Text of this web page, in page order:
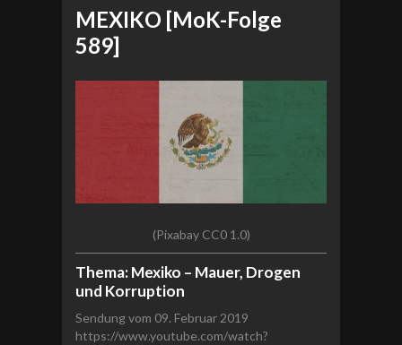
MEXIKO [MoK-Folge
589]
(Pixabay CC0 1.0)
Thema: Mexiko – Mauer, Drogen
und Korruption
Sendung vom 09. Februar 2019
https://www.youtube.com/watch?